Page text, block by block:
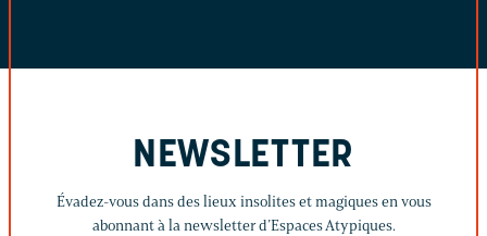
NEWSLETTER
Évadez-vous dans des lieux insolites et magiques en vous
abonnant à la newsletter d’Espaces Atypiques.